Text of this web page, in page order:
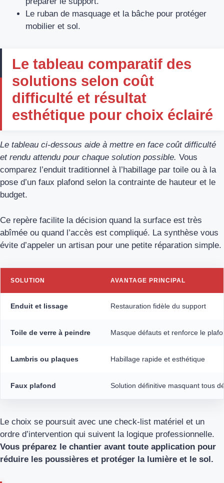
Le ruban de masquage et la bâche pour protéger
mobilier et sol.
Le tableau comparatif des
solutions selon coût
difficulté et résultat
esthétique pour choix éclairé
Le tableau ci‑dessous aide à mettre en face coût difficulté
et rendu attendu pour chaque solution possible. Vous
comparez l’enduit traditionnel à l’habillage par toile ou à la
pose d’un faux plafond selon la contrainte de hauteur et le
budget.
Ce repère facilite la décision quand la surface est très
abîmée ou quand l’accès est compliqué. La synthèse vous
évite d’appeler un artisan pour une petite réparation simple.
SOLUTION AVANTAGE PRINCIPAL
Enduit et lissage Restauration fidèle du support
Toile de verre à peindre Masque défauts et renforce le
Lambris ou plaques Habillage rapide et esthétique
Faux plafond Solution définitive masquant tous
Le choix se poursuit avec une check‑list matériel et un
ordre d’intervention qui suivent la logique professionnelle.
Vous préparez le chantier avant toute application pour
réduire les poussières et protéger la lumière et le sol.